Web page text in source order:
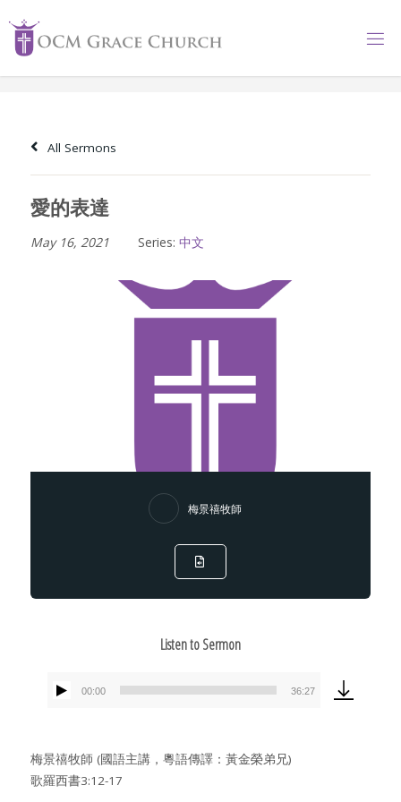
content
All Sermons
愛的表達
May 16, 2021 Series: 中文
梅景禧牧師
Listen to Sermon
Audio
00:00 36:27
梅景禧牧師 (國語主講，粵語傳譯：黃金榮弟兄)
歌羅西書3:12-17